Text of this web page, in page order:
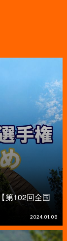
第102回全国
2024.01.08